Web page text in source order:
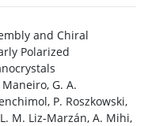
and Chiral
Polarized
G. A.
P. Roszkowski,
M. Liz-Marzán, A. Mihi,